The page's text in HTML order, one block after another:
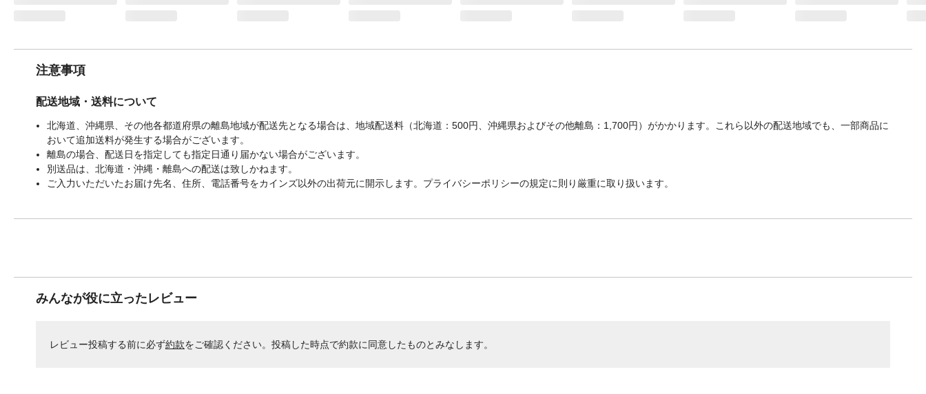
注意事項
配送地域・送料について
北海道、沖縄県、その他各都道府県の離島地域が配送先となる場合は、地域配送料（北海道：500円、沖縄県およびその他離島：1,700円）がかかります。これら以外の配送地域でも、一部商品に
おいて追加送料が発生する場合がございます。
離島の場合、配送日を指定しても指定日通り届かない場合がございます。
別送品は、北海道・沖縄・離島への配送は致しかねます。
ご入力いただいたお届け先名、住所、電話番号をカインズ以外の出荷元に開示します。プライバシーポリシーの規定に則り厳重に取り扱います。
みんなが役に立ったレビュー
レビュー投稿する前に必ず約款をご確認ください。投稿した時点で約款に同意したものとみなします。